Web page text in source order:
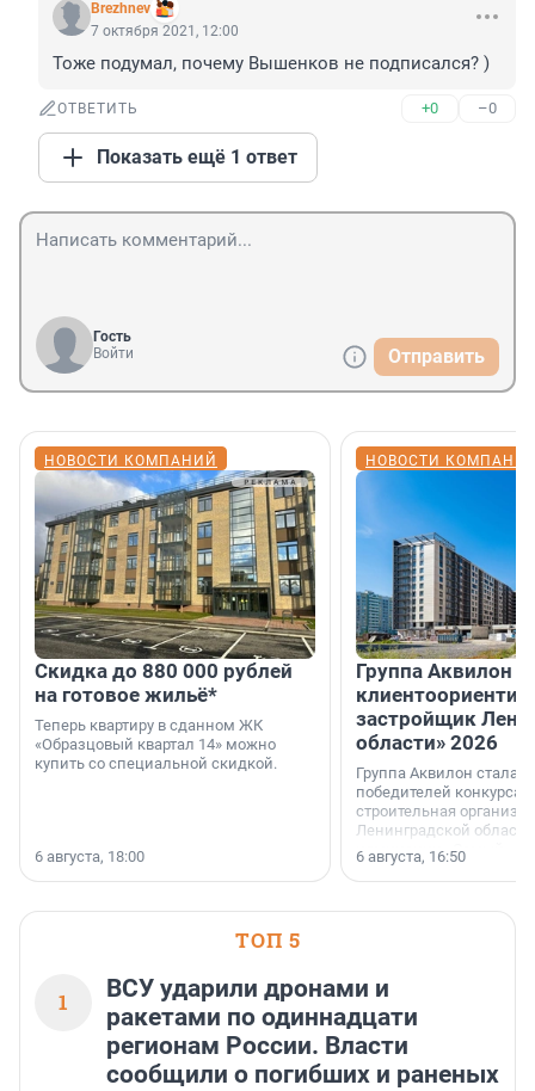
Brezhnev
7 октября 2021, 12:00
Тоже подумал, почему Вышенков не подписался? )
ОТВЕТИТЬ +0 –0
Показать ещё 1 ответ
Гость
Войти
Отправить
НОВОСТИ КОМПАНИЙ
Скидка до 880 000 рублей
на готовое жильё*
Теперь квартиру в сданном ЖК
«Образцовый квартал 14» можно
купить со специальной скидкой.
6 августа, 18:00
НОВОСТИ
Группа Аквилон
застройщик
области» 2026
Группа Аквилон стала
победителей конкурса
строительная
Ленинградской области
номинации «Самый
застройщик
области».
6 августа, 16:50
ТОП 5
1
ВСУ ударили дронами и
ракетами по одиннадцати
регионам России. Власти
сообщили о погибших и раненых